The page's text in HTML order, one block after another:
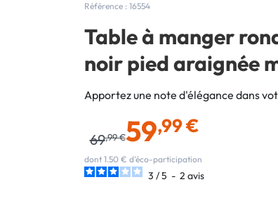
Référence : 16554
Table à manger
noir pied araignée
Apportez une note d'élégance dans
69,99 €59,99 €
dont 1.50 € d'éco-participation
3 /5 - 2 avis